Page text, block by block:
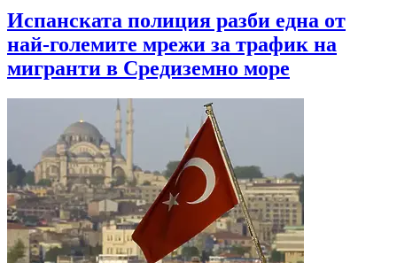
Испанската полиция разби една от
най-големите мрежи за трафик на
мигранти в Средиземно море